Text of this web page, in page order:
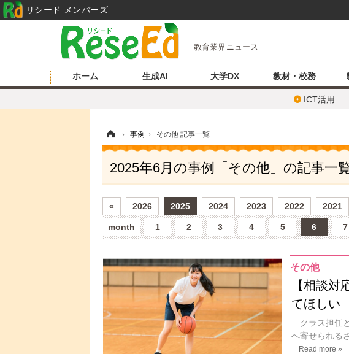
教育業界ニュース
ホーム 生成AI 大学DX 教材・校務
ICT活用
› 事例 › その他 記事一覧
2025年6月の事例「その他」の記事一
« 2026 2025 2024 2023 2022 2021
month 1 2 3 4 5 6 7
その他
【相談対
てほしい
クラス担任
へ寄せられる
Read more »
リシード メンバーズ